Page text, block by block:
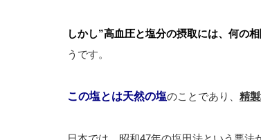
しかし”高血圧と塩分の摂取には、何の
うです。
この塩とは天然の塩のことであり、 精